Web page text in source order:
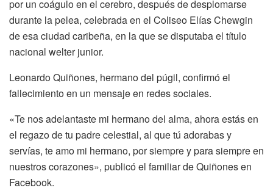
por un coágulo en el cerebro, después de desplomarse
durante la pelea, celebrada en el Coliseo Elías Chewgin
de esa ciudad caribeña, en la que se disputaba el título
nacional welter junior.
Leonardo Quiñones, hermano del púgil, confirmó el
fallecimiento en un mensaje en redes sociales.
«Te nos adelantaste mi hermano del alma, ahora estás en
el regazo de tu padre celestial, al que tú adorabas y
servías, te amo mi hermano, por siempre y para siempre en
nuestros corazones», publicó el familiar de Quiñones en
Facebook.